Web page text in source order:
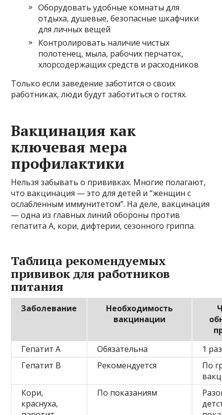
Оборудовать удобные комнаты для
отдыха, душевые, безопасные шкафчики
для личных вещей
Контролировать наличие чистых
полотенец, мыла, рабочих перчаток,
хлорсодержащих средств и расходников
Только если заведение заботится о своих
работниках, люди будут заботиться о гостях.
Вакцинация как
ключевая мера
профилактики
Нельзя забывать о прививках. Многие полагают,
что вакцинация — это для детей и “женщин с
ослабленным иммунитетом”. На деле, вакцинация
— одна из главных линий обороны против
гепатита А, кори, дифтерии, сезонного гриппа.
Таблица рекомендуемых
прививок для работников
питания
Заболевание
Необходимость
вакцинации
Гепатит А
Обязательна
1
Гепатит В
Рекомендуется
По
Кори,
краснуха,
По показаниям